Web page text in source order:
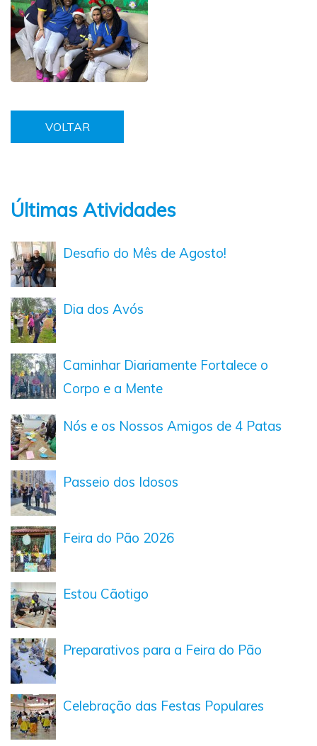
VOLTAR
Últimas Atividades
Desafio do Mês de Agosto!
Dia dos Avós
Caminhar Diariamente Fortalece o
Corpo e a Mente
Nós e os Nossos Amigos de 4 Patas
Passeio dos Idosos
Feira do Pão 2026
Estou Cãotigo
Preparativos para a Feira do Pão
Celebração das Festas Populares